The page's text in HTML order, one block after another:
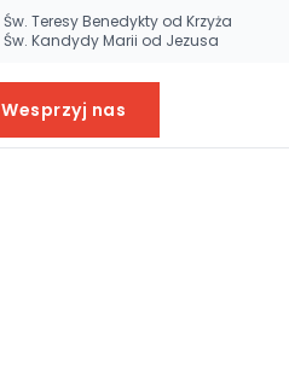
Św. Teresy Benedykty od Krzyża
Św. Kandydy Marii od Jezusa
Wesprzyj nas